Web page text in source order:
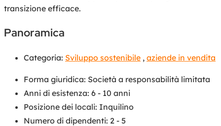
transizione efficace.
Panoramica
Categoria: Sviluppo sostenibile , aziende in vendita
Forma giuridica: Società a responsabilità limitata
Anni di esistenza: 6 - 10 anni
Posizione dei locali: Inquilino
Numero di dipendenti: 2 - 5